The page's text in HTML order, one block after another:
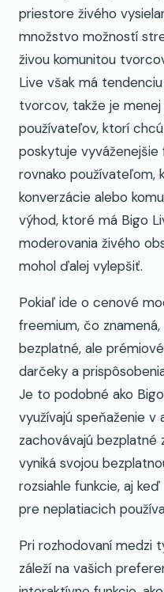
priestore živého
množstvo možností
živou komunitou
Live však má
tvorcov, takže je
používateľov, ktorí
poskytuje
rovnako používateľom,
konverzácie alebo
výhod, ktoré má Bigo
moderovania živého
mohol ďalej vylepšiť.
Pokiaľ ide o cenové
freemium, čo
bezplatné, ale
darčeky a
Je to podobné ako
využívajú speňaženie v
zachovávajú bezplatné
vyniká svojou
rozsiahle funkcie, aj
pre neplatiacich
Pri rozhodovaní medzi
záleží na vašich